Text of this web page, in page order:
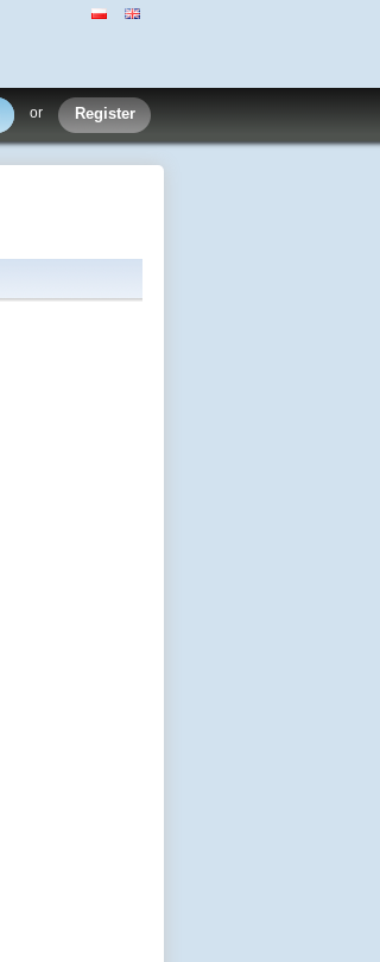
or Register